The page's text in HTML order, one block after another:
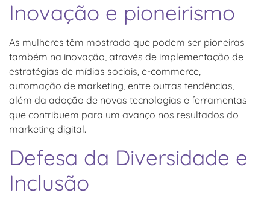
Inovação e pioneirismo
As mulheres têm mostrado que podem ser pioneiras
também na inovação, através de implementação de
estratégias de mídias sociais, e-commerce,
automação de marketing, entre outras tendências,
além da adoção de novas tecnologias e ferramentas
que contribuem para um avanço nos resultados do
marketing digital.
Defesa da Diversidade e
Inclusão